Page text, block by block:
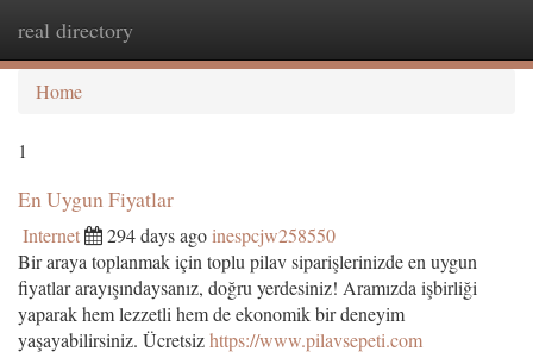
real directory
Home
1
En Uygun Fiyatlar
Internet 294 days ago inespcjw258550
Bir araya toplanmak için toplu pilav siparişlerinizde en uygun
fiyatlar arayışındaysanız, doğru yerdesiniz! Aramızda işbirliği
yaparak hem lezzetli hem de ekonomik bir deneyim
yaşayabilirsiniz. Ücretsizhttps://www.pilavsepeti.com